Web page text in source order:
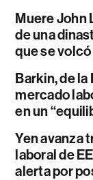
Muere John
de una
que se
Barkin, de la
mercado
en un
Yen avanza
laboral de
alerta por